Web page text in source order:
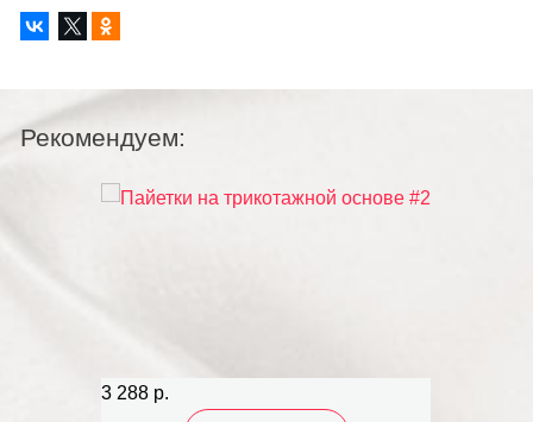
Рекомендуем:
3 288 р.